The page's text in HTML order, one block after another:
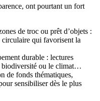
ont pourtant un fort
de troc ou prêt d’objets :
circulaire qui favorisent la
durable : lectures
biodiversité ou le climat…
de fonds thématiques,
sensibiliser dès le plus